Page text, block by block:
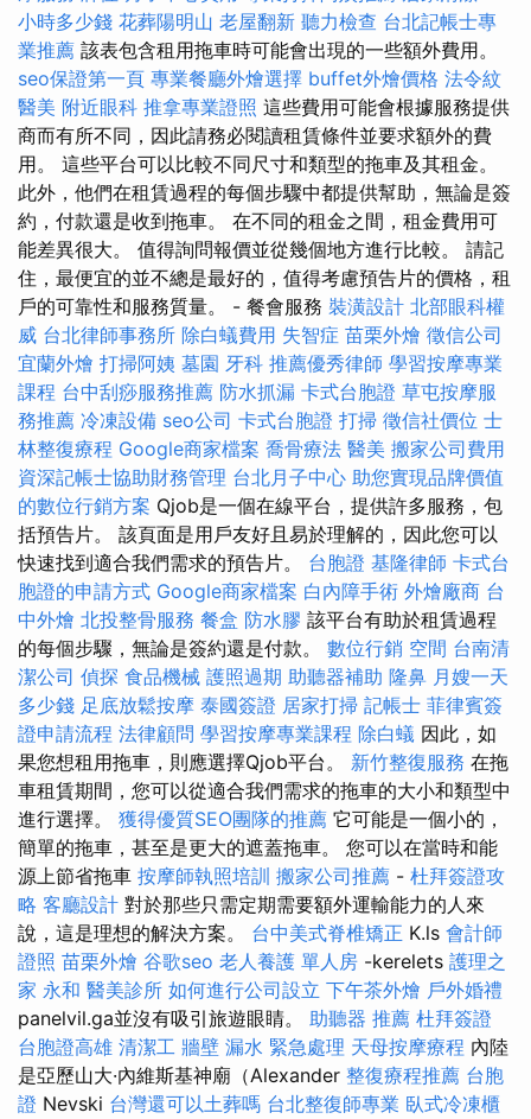
小時多少錢 花葬陽明山 老屋翻新 聽力檢查 台北記帳士專
業推薦 該表包含租用拖車時可能會出現的一些額外費用。
seo保證第一頁 專業餐廳外燴選擇 buffet外燴價格 法令紋
醫美 附近眼科 推拿專業證照 這些費用可能會根據服務提供
商而有所不同，因此請務必閱讀租賃條件並要求額外的費
用。 這些平台可以比較不同尺寸和類型的拖車及其租金。
此外，他們在租賃過程的每個步驟中都提供幫助，無論是簽
約，付款還是收到拖車。 在不同的租金之間，租金費用可
能差異很大。 值得詢問報價並從幾個地方進行比較。 請記
住，最便宜的並不總是最好的，值得考慮預告片的價格，租
戶的可靠性和服務質量。 - 餐會服務 裝潢設計 北部眼科權
威 台北律師事務所 除白蟻費用 失智症 苗栗外燴 徵信公司
宜蘭外燴 打掃阿姨 墓園 牙科 推薦優秀律師 學習按摩專業
課程 台中刮痧服務推薦 防水抓漏 卡式台胞證 草屯按摩服
務推薦 冷凍設備 seo公司 卡式台胞證 打掃 徵信社價位 士
林整復療程 Google商家檔案 喬骨療法 醫美 搬家公司費用
資深記帳士協助財務管理 台北月子中心 助您實現品牌價值
的數位行銷方案 Qjob是一個在線平台，提供許多服務，包
括預告片。 該頁面是用戶友好且易於理解的，因此您可以
快速找到適合我們需求的預告片。 台胞證 基隆律師 卡式台
胞證的申請方式 Google商家檔案 白內障手術 外燴廠商 台
中外燴 北投整骨服務 餐盒 防水膠 該平台有助於租賃過程
的每個步驟，無論是簽約還是付款。 數位行銷 空間 台南清
潔公司 偵探 食品機械 護照過期 助聽器補助 隆鼻 月嫂一天
多少錢 足底放鬆按摩 泰國簽證 居家打掃 記帳士 菲律賓簽
證申請流程 法律顧問 學習按摩專業課程 除白蟻 因此，如
果您想租用拖車，則應選擇Qjob平台。 新竹整復服務 在拖
車租賃期間，您可以從適合我們需求的拖車的大小和類型中
進行選擇。 獲得優質SEO團隊的推薦 它可能是一個小的，
簡單的拖車，甚至是更大的遮蓋拖車。 您可以在當時和能
源上節省拖車 按摩師執照培訓 搬家公司推薦 - 杜拜簽證攻
略 客廳設計 對於那些只需定期需要額外運輸能力的人來
說，這是理想的解決方案。 台中美式脊椎矯正 K.ls 會計師
證照 苗栗外燴 谷歌seo 老人養護 單人房 -kerelets 護理之
家 永和 醫美診所 如何進行公司設立 下午茶外燴 戶外婚禮
panelvil.ga並沒有吸引旅遊眼睛。 助聽器 推薦 杜拜簽證
台胞證高雄 清潔工 牆壁 漏水 緊急處理 天母按摩療程 內陸
是亞歷山大·內維斯基神廟（Alexander 整復療程推薦 台胞
證 Nevski 台灣還可以土葬嗎 台北整復師專業 臥式冷凍櫃